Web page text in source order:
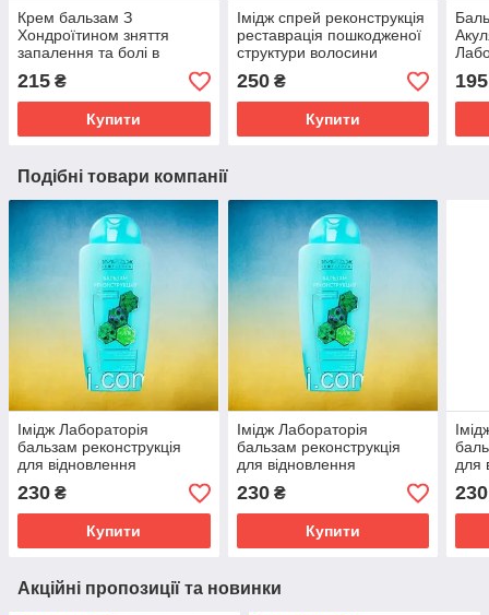
Крем бальзам З
Хондроїтином зняття
запалення та болі в
суглобах, м'язах і хребті
Імідж Лабораторія
215 ₴
Купити
Імідж спрей реконструкція
реставрація пошкодженої
структури волосини
250₴
Купити
195
Подібні товари компанії
Імідж Лабораторія
бальзам реконструкція
для відновлення
пошкодженого ламкого і
фарбованого волосся
230 ₴
Купити
Імідж Лабораторія
бальзам реконструкція
для відновлення
пошкодженого ламкого і
фарбованого волосся
230₴
Купити
для
230
Акційні пропозиції та новинки